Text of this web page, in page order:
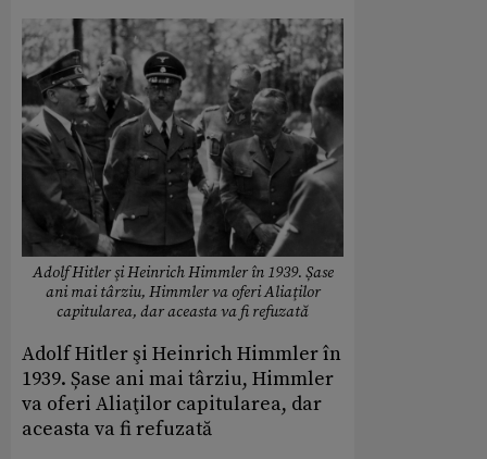
Adolf Hitler şi Heinrich Himmler în 1939. Șase
ani mai târziu, Himmler va oferi Aliaţilor
capitularea, dar aceasta va fi refuzată
Adolf Hitler şi Heinrich Himmler în
1939. Șase ani mai târziu, Himmler
va oferi Aliaţilor capitularea, dar
aceasta va fi refuzată